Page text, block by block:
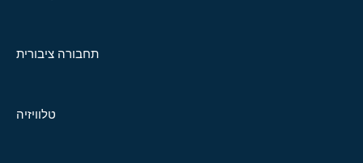
תחבורה ציבורית
טלוויזיה